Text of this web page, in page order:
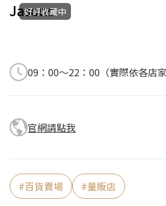
Jasons
好評收藏中
09：00～22：00（實際依各店家
官網請點我
#百貨賣場 #量販店